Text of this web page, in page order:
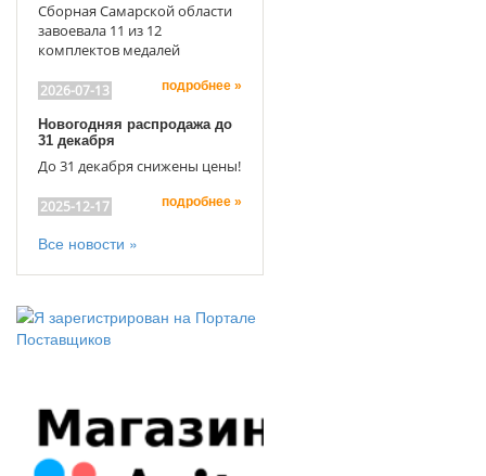
Сборная Самарской области
завоевала 11 из 12
комплектов медалей
2026-07-13 подробнее »
Новогодняя распродажа до
31 декабря
До 31 декабря снижены цены!
2025-12-17 подробнее »
Все новости »